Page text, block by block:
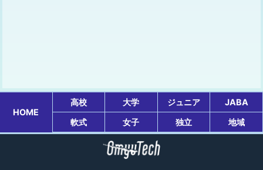
HOME
高校 大学 ジュニア
JABA
軟式
女子 独立 地域